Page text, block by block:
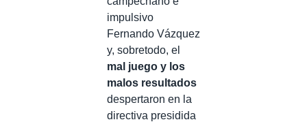
impulsivo
Fernando Vázquez
y, sobretodo, el
mal juego y los
malos resultados
despertaron en la
directiva presidida